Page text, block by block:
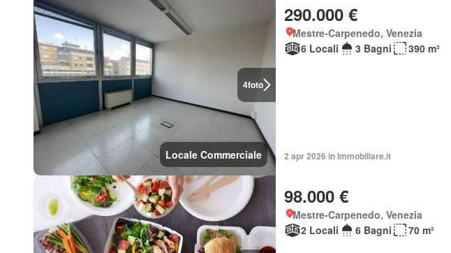
4foto
Locale Commerciale
290.000 €
Mestre-Carpenedo, Venezia
6 Locali
3 Bagni 390 m²
2 apr 2026 in Immobiliare.it
98.000 €
Mestre-Carpenedo, Venezia
2 Locali
6 Bagni 70 m²